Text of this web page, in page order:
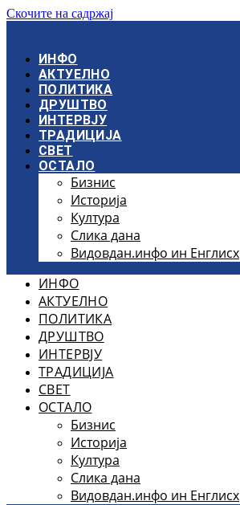
Скочите на садржај
ИНФО
АКТУЕЛНО
ПОЛИТИКА
ДРУШТВО
ИНТЕРВЈУ
ТРАДИЦИЈА
СВЕТ
ОСТАЛО
Бизнис
Историја
Култура
Слика дана
Видовдан.инфо ин Енглисх
ИНФО
АКТУЕЛНО
ПОЛИТИКА
ДРУШТВО
ИНТЕРВЈУ
ТРАДИЦИЈА
СВЕТ
ОСТАЛО
Бизнис
Историја
Култура
Слика дана
Видовдан.инфо ин Енглисх